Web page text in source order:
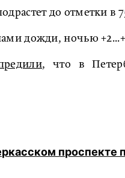
до отметки
дожди, ночью
, что в